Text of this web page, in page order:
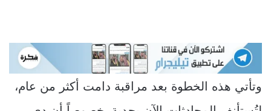
وتأتي هذه الخطوة بعد مراقبة دامت أكثر من عام،